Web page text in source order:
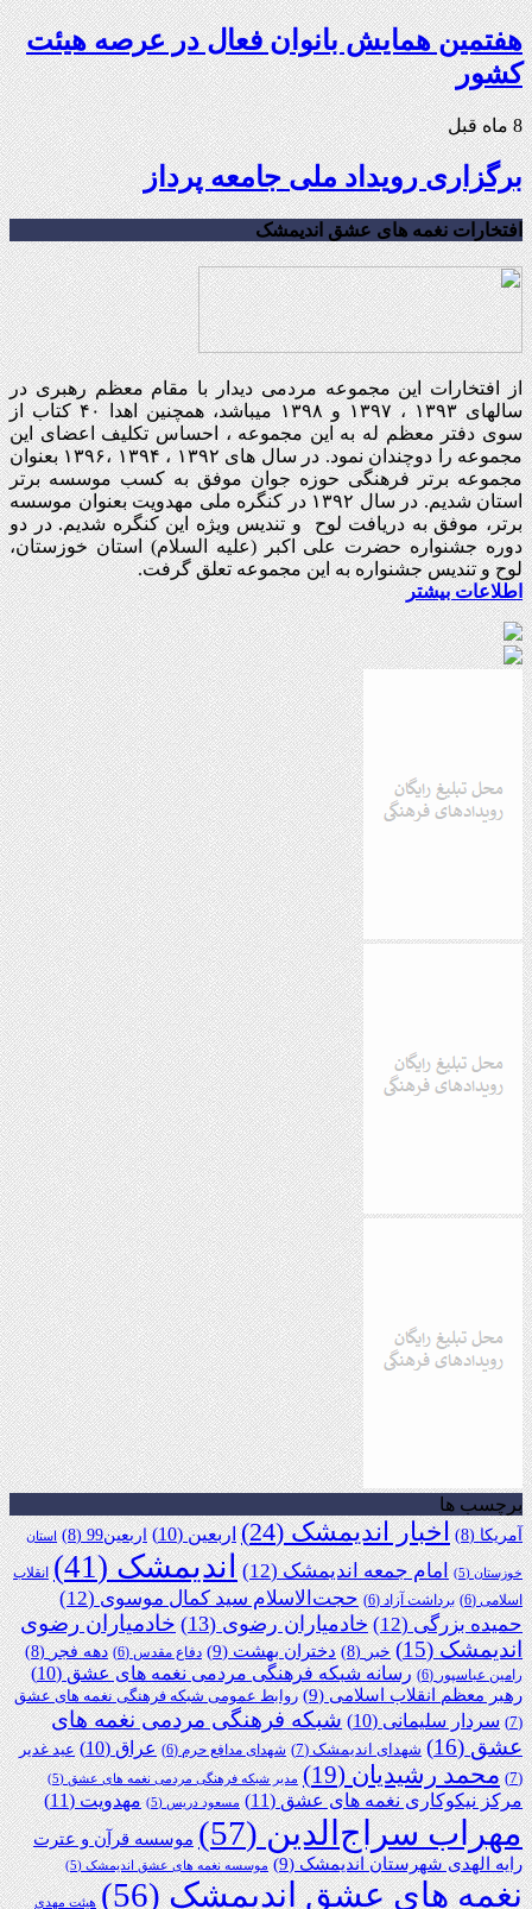
هفتمین همایش بانوان فعال در عرصه‌ هیئت
کشور
8 ماه قبل
برگزاری رویداد ملی جامعه پرداز
افتخارات نغمه های عشق اندیمشک
از افتخارات این مجموعه مردمی دیدار با مقام معظم رهبری در
سالهای ۱۳۹۳ ، ۱۳۹۷ و ۱۳۹۸ میباشد، همچنین اهدا ۴۰ کتاب از
سوی دفتر معظم له به این مجموعه ، احساس تکلیف اعضای این
مجموعه را دوچندان نمود. در سال های ۱۳۹۲ ، ۱۳۹۴ ،۱۳۹۶ بعنوان
مجموعه برتر فرهنگی حوزه جوان موفق به کسب موسسه برتر
استان شدیم. در سال ۱۳۹۲ در کنگره ملی مهدویت بعنوان موسسه
برتر، موفق به دریافت لوح و تندیس ویژه این کنگره شدیم. در دو
دوره جشنواره حضرت علی اکبر (علیه السلام) استان خوزستان،
لوح و تندیس جشنواره به این مجموعه تعلق گرفت.
اطلاعات بیشتر
برچسب ها
آمریکا(8) اخبار اندیمشک(24) اربعین(10) اربعین99 (8) استان
خوزستان(5) امام جمعه اندیمشک(12) اندیمشک(41)
انقلاب
اسلامی(6) برداشت آزاد(6) حجت‌الاسلام سید کمال موسوی(12)
حمیده بزرگی(12) خادمیاران رضوی(13)
خادمیاران رضوی
اندیمشک(15) خبر(8) دختران بهشت(9) دفاع مقدس(6) دهه فجر(8)
رامین عباسپور(6) رسانه شبکه فرهنگی مردمی نغمه های عشق(10)
رهبر معظم انقلاب اسلامی(9)
روابط عمومی شبکه فرهنگی نغمه های عشق
(7)
سردار سلیمانی(10)
شبکه فرهنگی مردمی نغمه های
عشق(16) شهدای اندیمشک(7) شهدای مدافع حرم(6) عراق(10)
عید غدیر
(7)
محمد رشیدیان(19) مدیر شبکه فرهنگی مردمی نغمه های عشق(5)
مرکز نیکوکاری نغمه های عشق(11) مسعود دریس(5) مهدویت(11)
مهراب سراج‌الدین(57)
موسسه قرآن و عترت
رایه الهدی شهرستان اندیمشک(9) موسسه نغمه های عشق اندیمشک(5)
نغمه های عشق اندیمشک(56) هیئت مهدی